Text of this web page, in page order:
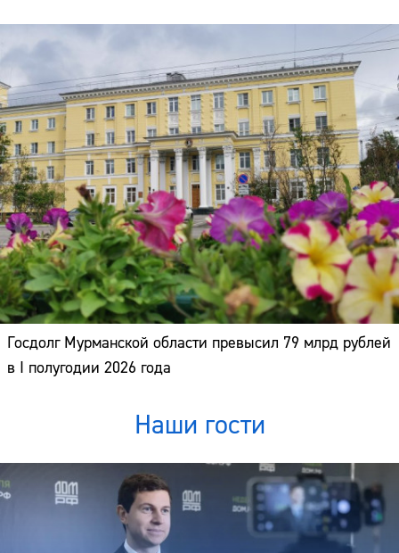
Госдолг Мурманской области превысил 79 млрд рублей
в I полугодии 2026 года
Наши гости